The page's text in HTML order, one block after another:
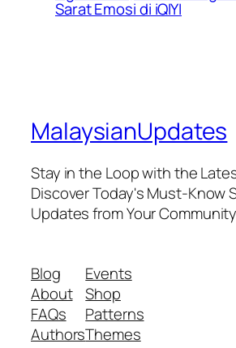
Sarat Emosi di iQIYI
MalaysianUpdates
Stay in the Loop with the
Discover Today's Must-Know
Updates from Your
Blog
About
FAQs
Authors
Events
Shop
Patterns
Themes